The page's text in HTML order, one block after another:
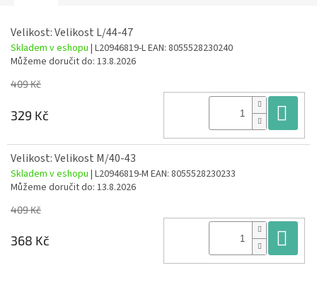
Velikost: Velikost L/44-47
Skladem v eshopu | L20946819-LEAN: 8055528230240
Můžeme doručit do: 13.8.2026
409 Kč
329 Kč
Velikost: Velikost M/40-43
Skladem v eshopu | L20946819-M EAN: 8055528230233
Můžeme doručit do: 13.8.2026
409 Kč
368 Kč